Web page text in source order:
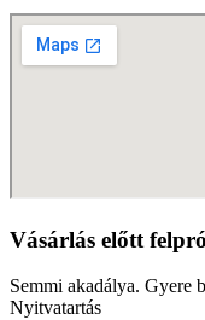
Vásárlás előtt
Semmi akadálya. Gyere
Nyitvatartás